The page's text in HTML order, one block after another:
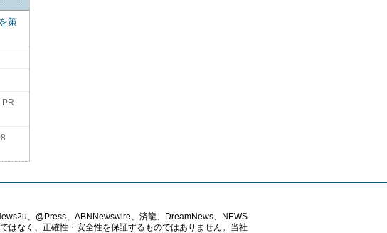
策
PR
、@Press、ABNNewswire、済龍、DreamNews、NEWS
はなく、正確性・安全性を保証するものではありません。当社